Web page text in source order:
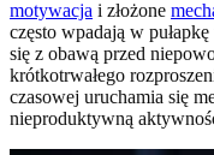
motywacja i złożone
często wpadają w
się z obawą przed
krótkotrwałego
czasowej uruchamia się
nieproduktywną